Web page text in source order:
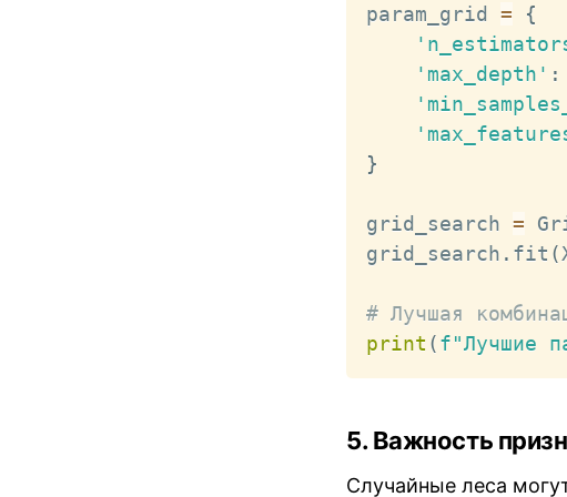
param_grid =
{
'max_depth' :
}
grid_search =
grid_search . fit (
# Лучшая
print (f"Лучшие
5. Важность
Случайные леса